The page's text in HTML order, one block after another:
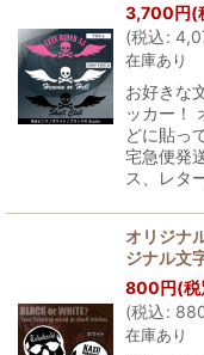
3,700円(
(税込:
在庫あり
お好きな
ッカー！
どに貼っ
宅急便発
ス、レタ
オリジナ
ジナル文
800円(税
(税込:
在庫あり